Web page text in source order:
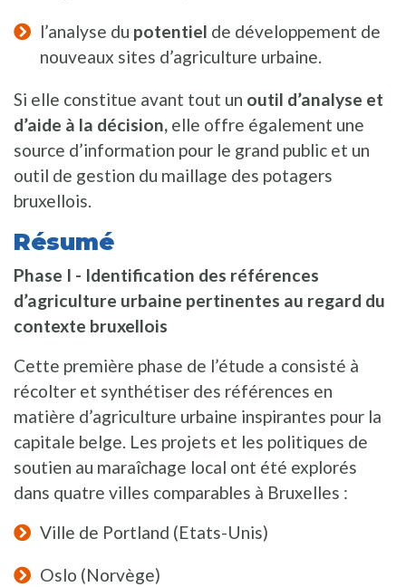
l’analyse du potentiel de développement de
nouveaux sites d’agriculture urbaine.
Si elle constitue avant tout un outil d’analyse et
d’aide à la décision, elle offre également une
source d’information pour le grand public et un
outil de gestion du maillage des potagers
bruxellois.
Résumé
Phase I - Identification des références
d’agriculture urbaine pertinentes au regard du
contexte bruxellois
Cette première phase de l’étude a consisté à
récolter et synthétiser des références en
matière d’agriculture urbaine inspirantes pour la
capitale belge. Les projets et les politiques de
soutien au maraîchage local ont été explorés
dans quatre villes comparables à Bruxelles :
Ville de Portland (Etats-Unis)
Oslo (Norvège)